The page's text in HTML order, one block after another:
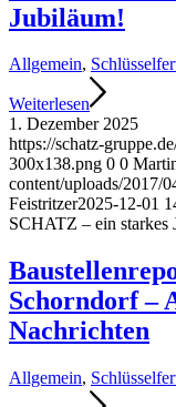
Jubiläum!
Allgemein,
Weiterlesen
1. Dezember 2025
https://schatz-
300x138.png 0 0
content/uploads/2017/
Feistritzer2025-12-01
SCHATZ – ein starkes
Schorndorf –
Nachrichten
Allgemein,